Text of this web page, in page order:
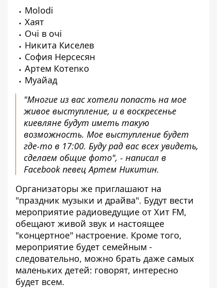
Molodi
Хаят
Очі в очі
Никита Киселев
София Нерсесян
Артем Котеnко
Муайад
"Многие из вас хотели попасть на мое
живое выступление, и в воскресенье
киевляне будут иметь такую ​​
возможность. Мое выступление будет
где-то в 17:00. Буду рад вас всех увидеть,
сделаем общие фото", - написал в
Facebookпевец Артем Никитин.
Организаторы же приглашают на
"праздник музыки и драйва". Будут вести
мероприятие радиоведущие от Хит FM,
обещают живой звук и настоящее
"концертное" настроение. Кроме того,
мероприятие будет семейным -
следовательно, можно брать даже самых
маленьких детей: говорят, интересно
будет всем.